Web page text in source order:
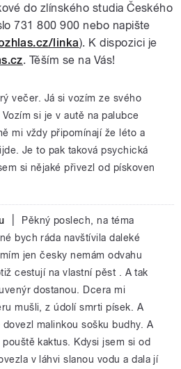
do zlínského studia Českého
731 800 900 nebo napište
linka). K dispozici je
. Těším se na Vás!
večer. Já si vozím ze svého
si je v autě na palubce
mi vždy připomínají že léto a
Je to pak taková psychická
si nějaké přivezl od pískoven
Pěkný poslech, na téma
bych ráda navštívila daleké
jen česky nemám odvahu
cestují na vlastní pěst . A tak
dostanou. Dcera mi
mušli, z údolí smrti písek. A
malinkou sošku budhy. A
kaktus. Kdysi jsem si od
v láhvi slanou vodu a dala jí